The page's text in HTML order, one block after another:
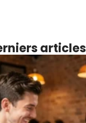
articles